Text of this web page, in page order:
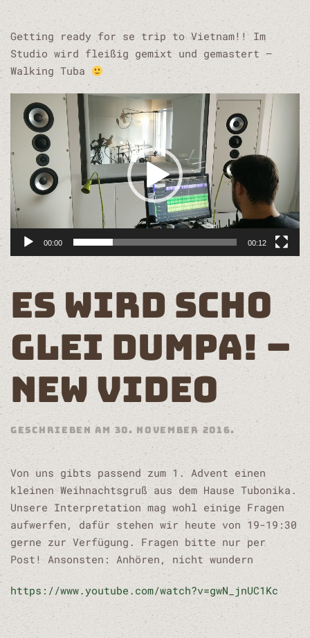
Getting ready for se trip to Vietnam!! Im
Studio wird fleißig gemixt und gemastert –
Walking Tuba
Video-
Player
00:00 00:12
ES WIRD SCHO
GLEI DUMPA! –
NEW VIDEO
GESCHRIEBEN AM 30. NOVEMBER 2016.
Von uns gibts passend zum 1. Advent einen
kleinen Weihnachtsgruß aus dem Hause Tubonika.
Unsere Interpretation mag wohl einige Fragen
aufwerfen, dafür stehen wir heute von 19-19:30
gerne zur Verfügung. Fragen bitte nur per
Post! Ansonsten: Anhören, nicht wundern
https://www.youtube.com/watch?v=gwN_jnUC1Kc